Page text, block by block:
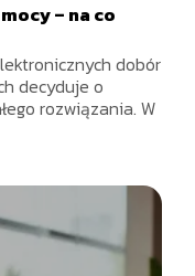
– na co
dobór
decyduje o
rozwiązania. W